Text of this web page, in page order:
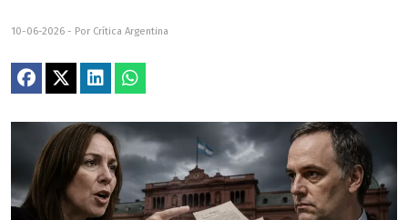
10-06-2026 - Por Crítica Argentina